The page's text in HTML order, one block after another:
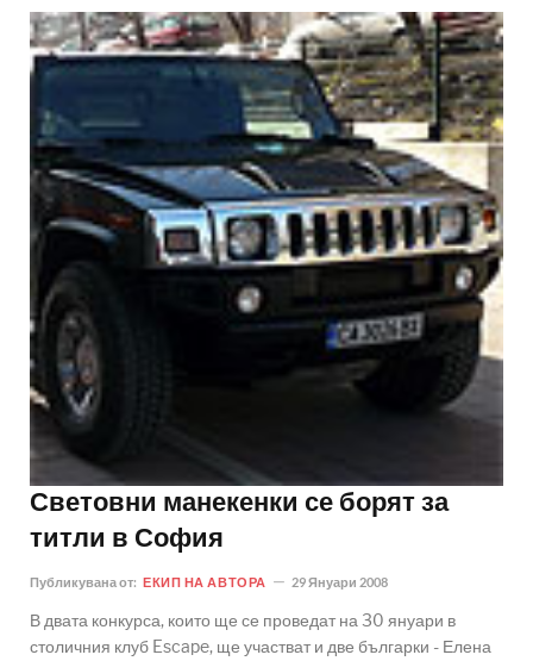
Световни манекенки се борят за
титли в София
Публикувана от: ЕКИП НА АВТОРА 29 Януари 2008
В двата конкурса, които ще се проведат на 30 януари в
столичния клуб Escape, ще участват и две българки - Елена